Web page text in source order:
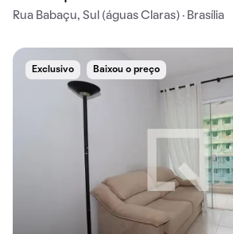
Rua Babaçu, Sul (águas Claras) · Brasília
Exclusivo Baixou o preço